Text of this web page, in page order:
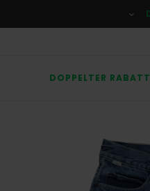
DOPPELTER RABATT